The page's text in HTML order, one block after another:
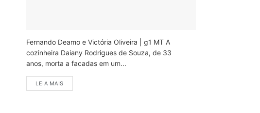
Fernando Deamo e Victória Oliveira | g1 MT A
cozinheira Daiany Rodrigues de Souza, de 33
anos, morta a facadas em um...
LEIA MAIS